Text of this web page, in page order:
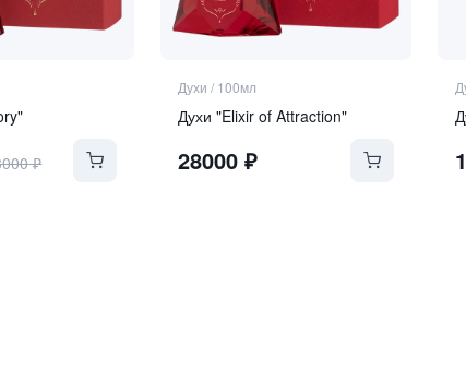
₽
Духи / 100мл
Духи "Elixir of Attraction"
28000 ₽